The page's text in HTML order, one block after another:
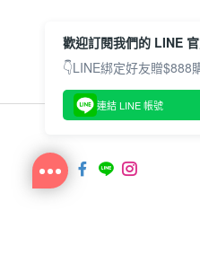
歡迎訂閱我們的 LINE
👇LINE綁定好友贈$888
連結 LINE 帳號